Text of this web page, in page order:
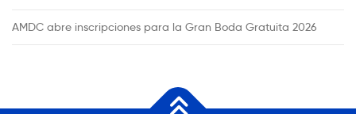
AMDC abre inscripciones para la Gran Boda Gratuita 2026